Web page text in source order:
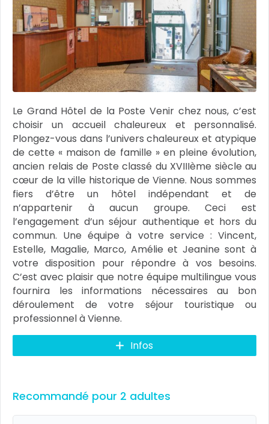
Le Grand Hôtel de la Poste Venir chez nous, c’est
choisir un accueil chaleureux et personnalisé.
Plongez-vous dans l’univers chaleureux et atypique
de cette « maison de famille » en pleine évolution,
ancien relais de Poste classé du XVIIIème siècle au
cœur de la ville historique de Vienne. Nous sommes
fiers d’être un hôtel indépendant et de
n’appartenir à aucun groupe. Ceci est
l’engagement d’un séjour authentique et hors du
commun. Une équipe à votre service : Vincent,
Estelle, Magalie, Marco, Amélie et Jeanine sont à
votre disposition pour répondre à vos besoins.
C’est avec plaisir que notre équipe multilingue vous
fournira les informations nécessaires au bon
déroulement de votre séjour touristique ou
professionnel à Vienne.
Infos
Recommandé pour 2 adultes